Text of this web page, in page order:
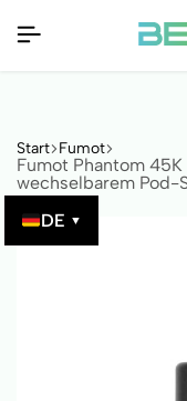
DE ▼
ÜBERPRÜFBAR!
ÜBERPRÜFBAR!
ÜBERPRÜFBAR!
Start Fumot
Fumot Phantom
wechselbarem Pod-